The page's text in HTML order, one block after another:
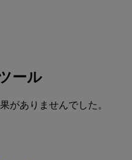
ール
がありませんでした。